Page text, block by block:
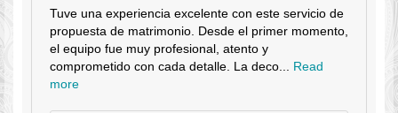
Tuve una experiencia excelente con este servicio de
propuesta de matrimonio. Desde el primer momento,
el equipo fue muy profesional, atento y
comprometido con cada detalle. La deco... Read
more